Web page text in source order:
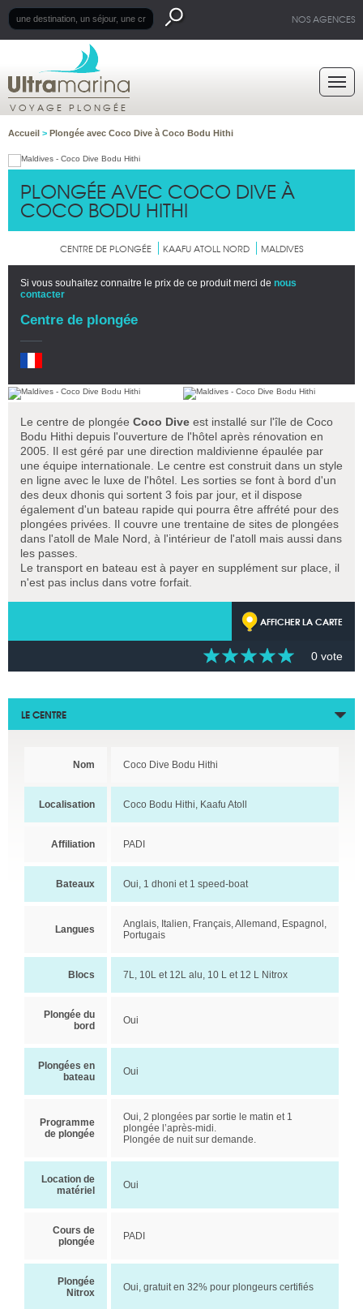
NOS AGENCES
VOYAGE PLONGÉE
Accueil > Plongée avec Coco Dive à Coco Bodu Hithi
PLONGÉE AVEC COCO DIVE À
COCO BODU HITHI
CENTRE DE PLONGÉE KAAFU ATOLL NORD MALDIVES
Si vous souhaitez connaitre le prix de ce produit merci de nous
contacter
Centre de plongée
Le centre de plongée Coco Dive est installé sur l'île de Coco
Bodu Hithi depuis l'ouverture de l'hôtel après rénovation en
2005. Il est géré par une direction maldivienne épaulée par
une équipe internationale. Le centre est construit dans un style
en ligne avec le luxe de l'hôtel. Les sorties se font à bord d'un
des deux dhonis qui sortent 3 fois par jour, et il dispose
également d'un bateau rapide qui pourra être affrété pour des
plongées privées. Il couvre une trentaine de sites de plongées
dans l'atoll de Male Nord, à l'intérieur de l'atoll mais aussi dans
les passes.
Le transport en bateau est à payer en supplément sur place, il
n'est pas inclus dans votre forfait.
AFFICHER LA CARTE
0 vote
LE CENTRE
Nom Coco Dive Bodu Hithi
Localisation Coco Bodu Hithi, Kaafu Atoll
Affiliation PADI
Bateaux Oui, 1 dhoni et 1 speed-boat
Langues
Anglais, Italien, Français, Allemand, Espagnol,
Portugais
Blocs 7L, 10L et 12L alu, 10 L et 12 L Nitrox
Plongée du
bord
Oui
Plongées en
bateau
Oui
Programme
de plongée
Oui, 2 plongées par sortie le matin et 1
plongée l’après-midi.
Plongée de nuit sur demande.
Location de
matériel
Oui
Cours de
plongée
PADI
Plongée
Nitrox
Oui, gratuit en 32% pour plongeurs certifiés